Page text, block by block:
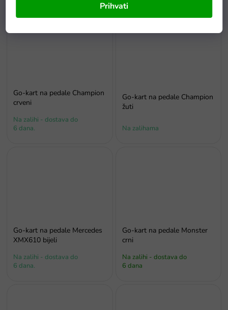
Prihvati
Go-kart na pedale Champion
crveni
Na zalihi - dostava do
6 dana.
Go-kart na pedale Champion
žuti
Na zalihama
Go-kart na pedale Mercedes
XMX610 bijeli
Na zalihi - dostava do
6 dana.
Go-kart na pedale Monster
crni
Na zalihi - dostava do
6 dana